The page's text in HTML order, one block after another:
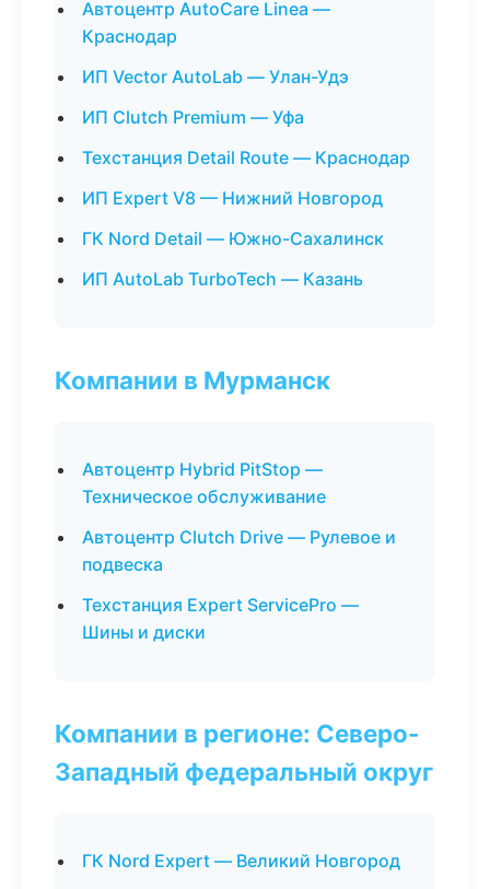
Автоцентр AutoCare Linea —
Краснодар
ИП Vector AutoLab — Улан-Удэ
ИП Clutch Premium — Уфа
Техстанция Detail Route — Краснодар
ИП Expert V8 — Нижний Новгород
ГК Nord Detail — Южно-Сахалинск
ИП AutoLab TurboTech — Казань
Компании в Мурманск
Автоцентр Hybrid PitStop —
Техническое обслуживание
Автоцентр Clutch Drive — Рулевое и
подвеска
Техстанция Expert ServicePro —
Шины и диски
Компании в регионе: Северо-
Западный федеральный округ
ГК Nord Expert — Великий Новгород